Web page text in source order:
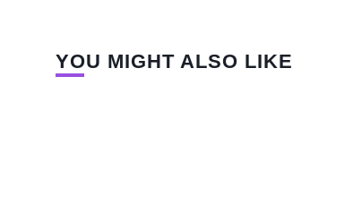
YOU MIGHT ALSO LIKE